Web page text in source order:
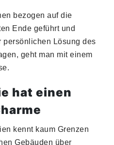
bezogen auf die
Ende geführt und
Lösung des
geht man mit einem
hat einen
kennt kaum Grenzen
Gebäuden über